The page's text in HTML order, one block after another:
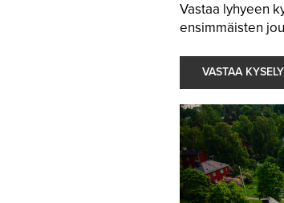
Vastaa lyhyeen
ensimmäisten
VASTAA